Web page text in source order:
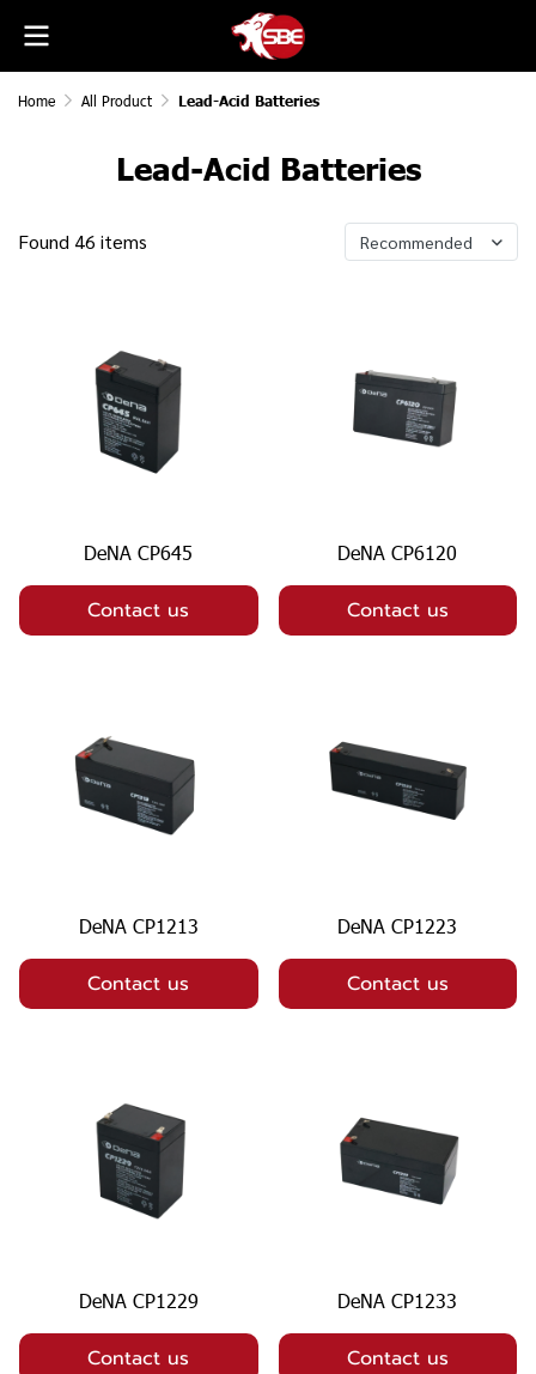
Home All Product Lead-Acid Batteries
Lead-Acid Batteries
Found 46 items Recommended
DeNA CP645
Contact us
DeNA CP6120
Contact us
DeNA CP1213
Contact us
DeNA CP1223
Contact us
DeNA CP1229
Contact us
DeNA CP1233
Contact us